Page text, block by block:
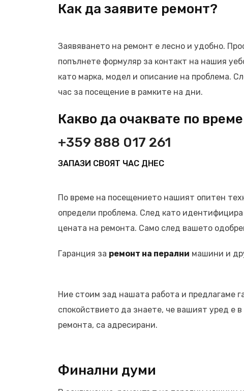
Как да заявите ремонт?
Заявяването на ремонт е лесно и удобно.
попълнете формуляр за контакт на нашия
като марка, модел и описание на проблема.
час за посещение в рамките на дни.
Какво да очаквате по
+359 888 017 261
ЗАПАЗИ СВОЯТ ЧАС ДНЕС
По време на посещението нашият опитен
определи проблема. След като
цената на ремонта. Само след вашето
Гаранция за ремонт на перални машини и
Ние стоим зад нашата работа и предлагаме
спокойствието да знаете, че вашият уред е
ремонта, са адресирани.
Финални думи